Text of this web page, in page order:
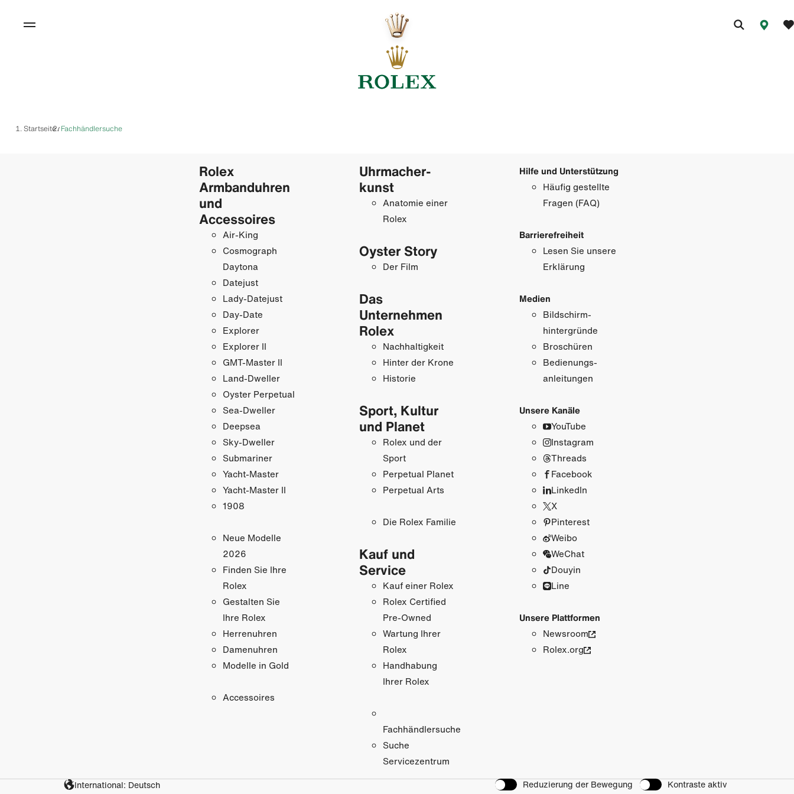
Startseite/ Fachhändlersuche
Rolex
Armbanduhren
und
Accessoires
Air-King
Cosmograph
Daytona
Datejust
Lady-Datejust
Day-Date
Explorer
Explorer II
GMT-Master II
Land-Dweller
Oyster Perpetual
Sea-Dweller
Deepsea
Sky-Dweller
Submariner
Yacht-Master
Yacht-Master II
1908
Neue Modelle
2026
Finden Sie Ihre
Rolex
Gestalten Sie
Ihre Rolex
Herrenuhren
Damenuhren
Modelle in Gold
Accessoires
Uhrmacher­
kunst
Anatomie einer
Rolex
Oyster Story
Der Film
Das
Unternehmen
Rolex
Nachhaltigkeit
Hinter der Krone
Historie
Sport, Kultur
und Planet
Rolex und der
Sport
Perpetual Planet
Perpetual Arts
Die Rolex Familie
Kauf und
Service
Kauf einer Rolex
Rolex Certified
Pre-Owned
Wartung Ihrer
Rolex
Handhabung
Ihrer Rolex
Fachhändlersuche
Suche
Servicezentrum
Hilfe und Unterstützung
Häufig gestellte
Fragen (FAQ)
Barrierefreiheit
Lesen Sie unsere
Erklärung
Medien
Bildschirm­
hintergründe
Broschüren
Bedienungs­
anleitungen
Unsere Kanäle
YouTube
Instagram
Threads
Facebook
LinkedIn
X
Pinterest
Weibo
WeChat
Douyin
Line
Unsere Plattformen
Newsroom
Rolex.org
International: Deutsch Reduzierung der Bewegung Kontraste aktiv